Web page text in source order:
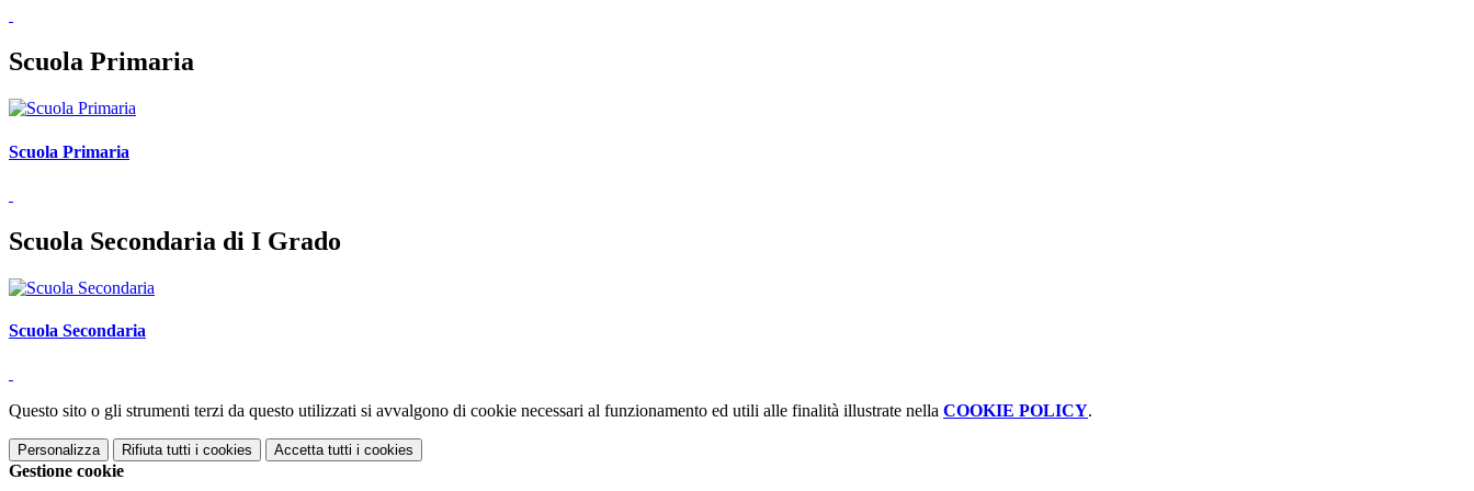
Scuola Primaria
Scuola Primaria
Scuola Secondaria di I Grado
Scuola Secondaria
Questo sito o gli strumenti terzi da questo utilizzati si avvalgono di cookie necessari al funzionamento ed utili alle finalità illustrate nella COOKIE POLICY.
Personalizza Rifiuta tutti i cookies Accetta tutti i cookies
Gestione cookie